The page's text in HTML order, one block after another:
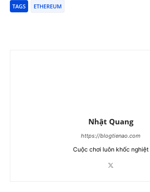
TAGS ETHEREUM
Nhật Quang
https://blogtienao.com
Cuộc chơi luôn khốc nghiệt